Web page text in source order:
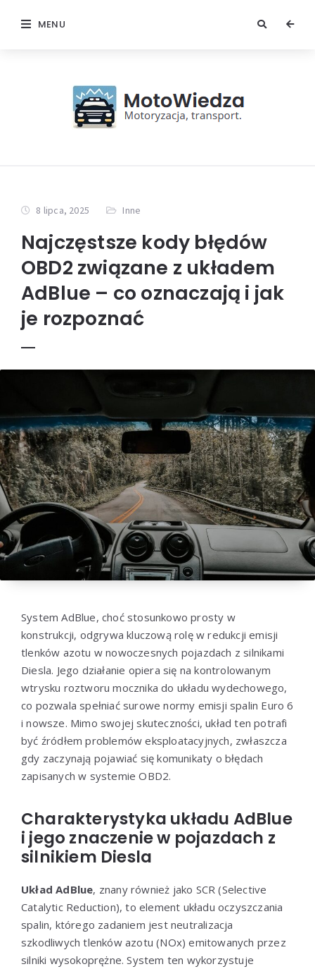
MENU
8 lipca, 2025 Inne
Najczęstsze kody błędów
OBD2 związane z układem
AdBlue – co oznaczają i jak
je rozpoznać
System AdBlue, choć stosunkowo prosty w
konstrukcji, odgrywa kluczową rolę w redukcji emisji
tlenków azotu w nowoczesnych pojazdach z silnikami
Diesla. Jego działanie opiera się na kontrolowanym
wtrysku roztworu mocznika do układu wydechowego,
co pozwala spełniać surowe normy emisji spalin Euro 6
i nowsze. Mimo swojej skuteczności, układ ten potrafi
być źródłem problemów eksploatacyjnych, zwłaszcza
gdy zaczynają pojawiać się komunikaty o błędach
zapisanych w systemie OBD2.
Charakterystyka układu AdBlue
i jego znaczenie w pojazdach z
silnikiem Diesla
Układ AdBlue, znany również jako SCR (Selective
Catalytic Reduction), to element układu oczyszczania
spalin, którego zadaniem jest neutralizacja
szkodliwych tlenków azotu (NOx) emitowanych przez
silniki wysokoprężne. System ten wykorzystuje